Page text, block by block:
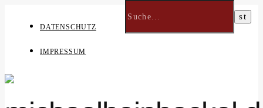
DATENSCHUTZ
IMPRESSUM